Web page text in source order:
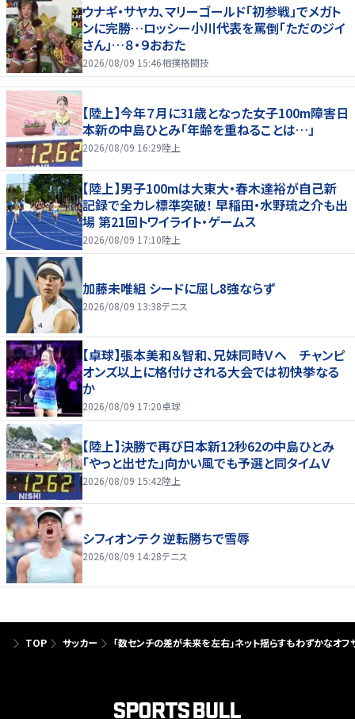
ウナギ・サヤカ、マリーゴールド「初参戦」でメガト
ンに完勝…ロッシー小川代表を罵倒「ただのジイ
さん」…８・９おおた
2026/08/09 15:46相撲格闘技
【陸上】今年７月に31歳となった女子100m障害日
本新の中島ひとみ「年齢を重ねることは…」
2026/08/09 16:29陸上
【陸上】男子100mは大東大・春木達裕が自己新
記録で全カレ標準突破！ 早稲田・水野琉之介も出
場 第21回トワイライト・ゲームス
2026/08/09 17:10陸上
加藤未唯組 シードに屈し8強ならず
2026/08/09 13:38テニス
【卓球】張本美和＆智和、兄妹同時Ｖへ チャンピ
オンズ以上に格付けされる大会では初快挙なる
か
2026/08/09 17:20卓球
【陸上】決勝で再び日本新12秒62の中島ひとみ
「やっと出せた」向かい風でも予選と同タイムＶ
2026/08/09 15:42陸上
シフィオンテク 逆転勝ちで雪辱
2026/08/09 14:28テニス
TOP サッカー 「数センチの差が未来を左右」ネット揺らすもわずかなオ